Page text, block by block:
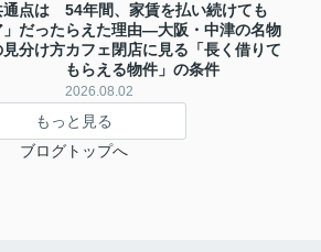
点は
」だった
見分け方
54年間、家賃を払い続けても
らえた理由―大阪・中津の名物
カフェ閉店に見る「長く借りて
もらえる物件」の条件
2026.08.02
もっと見る
ブログトップへ